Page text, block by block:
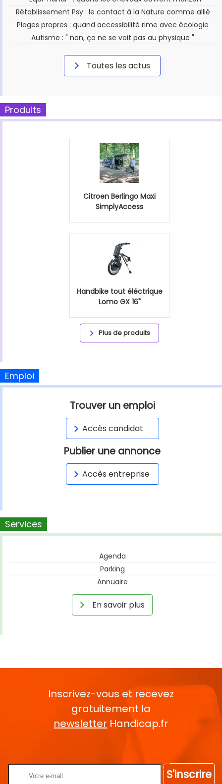
Rétablissement Psy : le contact à la Nature comme allié
Plages propres : quand accessibilité rime avec écologie
Autisme : " non, ça ne se voit pas au physique "
Toutes les actus
Produits
Citroen Berlingo Maxi
SimplyAccess
Handbike tout éléctrique
Lomo GX 16"
Plus de produits
Emploi
Trouver un emploi
Accès candidat
Publier une annonce
Accès entreprise
Services
Agenda
Parking
Annuaire
En savoir plus
Inscrivez-vous et recevez
gratuitement la
newsletter Handicap.fr
S'inscrire